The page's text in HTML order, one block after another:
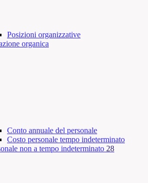
Posizioni organizzative
organica
Conto annuale del personale
Costo personale tempo indeterminato
non a tempo indeterminato 28